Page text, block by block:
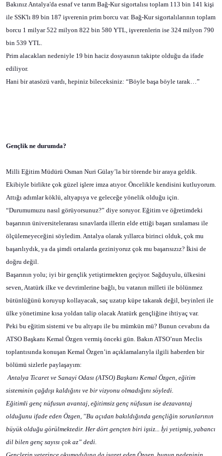
Bakınız Antalya'da esnaf ve tarım Bağ-Kur sigortalısı toplam 113 bin 141 kişi
ile SSK'lı 89 bin 187 işverenin prim borcu var. Bağ-Kur sigortalılarının toplam
borcu 1 milyar 522 milyon 822 bin 580 YTL, işverenlerin ise 324 milyon 790
bin 539 YTL.
Prim alacakları nedeniyle 19 bin haciz dosyasının takipte olduğu da ifade
ediliyor.
Hani bir atasözü vardı, hepiniz bileceksiniz: “Böyle başa böyle tarak…”
Gençlik ne durumda?
Milli Eğitim Müdürü Osman Nuri Gülay’la bir törende bir araya geldik.
Ekibiyle birlikte çok güzel işlere imza atıyor. Öncelikle kendisini kutluyorum.
Attığı adımlar köklü, altyapıya ve geleceğe yönelik olduğu için.
“Durumumuzu nasıl görüyorsunuz?” diye soruyor. Eğitim ve öğretimdeki
başarının üniversitelerarası sınavlarda illerin elde ettiği başarı sıralaması ile
ölçülemeyeceğini söyledim. Antalya olarak yıllarca birinci olduk, çok mu
başarılıydık, ya da şimdi ortalarda geziniyoruz çok mu başarısızız? İkisi de
doğru değil.
Başarının yolu; iyi bir gençlik yetiştirmekten geçiyor. Sağduyulu, ülkesini
seven, Atatürk ilke ve devrimlerine bağlı, bu vatanın milleti ile bölünmez
bütünlüğünü koruyup kollayacak, saç uzatıp küpe takarak değil, beyinleri ile
ülke yönetimine kısa yoldan talip olacak Atatürk gençliğine ihtiyaç var.
Peki bu eğitim sistemi ve bu altyapı ile bu mümkün mü? Bunun cevabını da
ATSO Başkanı Kemal Özgen vermiş önceki gün. Bakın ATSO’nun Meclis
toplantısında konuşan Kemal Özgen’in açıklamalarıyla ilgili haberden bir
bölümü sizlerle paylaşayım:
Antalya Ticaret ve Sanayi Odası (ATSO) Başkanı Kemal Özgen, eğitim
sisteminin çağdışı kaldığını ve bir vizyonu olmadığını söyledi.
Eğitimli genç nüfusun avantaj, eğitimsiz genç nüfusun ise dezavantaj
olduğunu ifade eden Özgen, ''Bu açıdan bakıldığında gençliğin sorunlarının
büyük olduğu görülmektedir. Her dört gençten biri işsiz... İyi yetişmiş, yabancı
dil bilen genç sayısı çok az” dedi.